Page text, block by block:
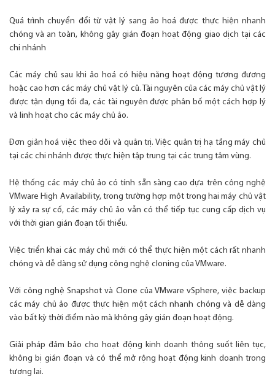
Quá trình chuyển đổi từ vật lý sang ảo hoá được thực hiện nhanh
chóng và an toàn, không gây gián đoạn hoạt động giao dịch tại các
chi nhánh
Các máy chủ sau khi ảo hoá có hiệu năng hoạt động tương đương
hoặc cao hơn các máy chủ vật lý cũ. Tài nguyên của các máy chủ vật lý
được tận dụng tối đa, các tài nguyên được phân bố một cách hợp lý
và linh hoạt cho các máy chủ ảo.
Đơn giản hoá việc theo dõi và quản trị. Việc quản trị hạ tầng máy chủ
tại các chi nhánh được thực hiện tập trung tại các trung tâm vùng.
Hệ thống các máy chủ ảo có tính sẵn sàng cao dựa trên công nghệ
VMware High Availability, trong trường hợp một trong hai máy chủ vật
lý xảy ra sự cố, các máy chủ ảo vẫn có thể tiếp tục cung cấp dịch vụ
với thời gian gián đoạn tối thiểu.
Việc triển khai các máy chủ mới có thể thực hiện một cách rất nhanh
chóng và dễ dàng sử dụng công nghệ cloning của VMware.
Với công nghệ Snapshot và Clone của VMware vSphere, việc backup
các máy chủ ảo được thực hiện một cách nhanh chóng và dễ dàng
vào bất kỳ thời điểm nào mà không gây gián đoạn hoạt động.
Giải pháp đảm bảo cho hoạt động kinh doanh thông suốt liên tục,
không bị gián đoạn và có thể mở rộng hoạt động kinh doanh trong
tương lai.